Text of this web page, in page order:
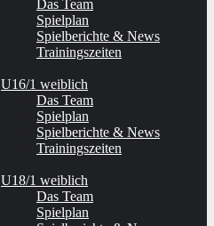
Das Team
Spielplan
Spielberichte & News
Trainingszeiten
U16/1 weiblich
Das Team
Spielplan
Spielberichte & News
Trainingszeiten
U18/1 weiblich
Das Team
Spielplan